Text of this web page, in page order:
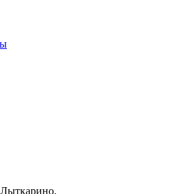
Лыткарино,